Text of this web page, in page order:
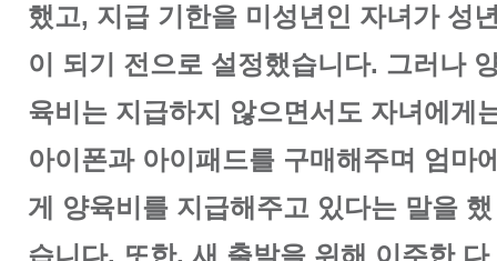
했고, 지급 기한을 미성년인 자녀가 성
이 되기 전으로 설정했습니다. 그러나
육비는 지급하지 않으면서도 자녀에게
아이폰과 아이패드를 구매해주며 엄마
게 양육비를 지급해주고 있다는 말을 했